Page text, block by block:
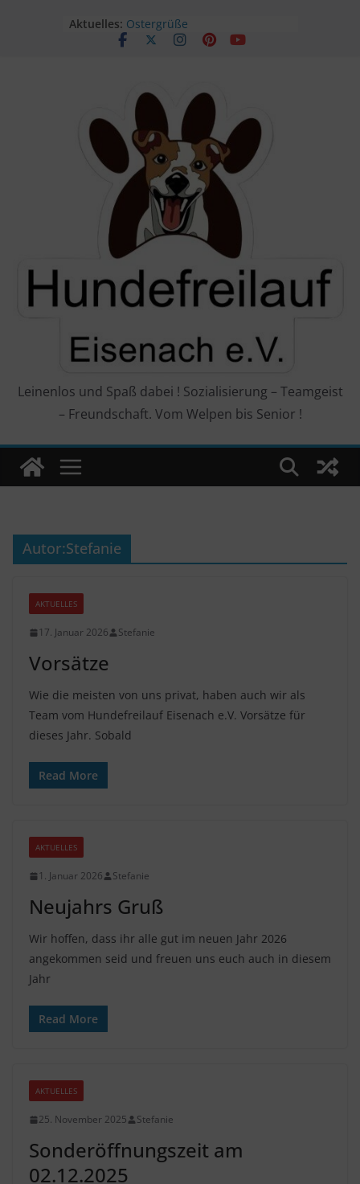
Aktuelles: Ostergrüße
Unser Sommerfest findet statt!
Leinenlos und Spaß dabei ! Sozialisierung – Teamgeist
– Freundschaft. Vom Welpen bis Senior !
Autor:Stefanie
AKTUELLES
17. Januar 2026 Stefanie
Vorsätze
Wie die meisten von uns privat, haben auch wir als
Team vom Hundefreilauf Eisenach e.V. Vorsätze für
dieses Jahr. Sobald
Read More
AKTUELLES
1. Januar 2026 Stefanie
Neujahrs Gruß
Wir hoffen, dass ihr alle gut im neuen Jahr 2026
angekommen seid und freuen uns euch auch in diesem
Jahr
Read More
AKTUELLES
25. November 2025 Stefanie
Sonderöffnungszeit am
02.12.2025